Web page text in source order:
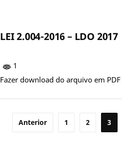
LEI 2.004-2016 – LDO 2017
1
Fazer download do arquivo em
Paginação
Anterior 1 2 3